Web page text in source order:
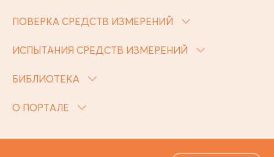
ПОВЕРКА СРЕДСТВ ИЗМЕРЕНИЙ
ИСПЫТАНИЯ СРЕДСТВ ИЗМЕРЕНИЙ
БИБЛИОТЕКА
О ПОРТАЛЕ